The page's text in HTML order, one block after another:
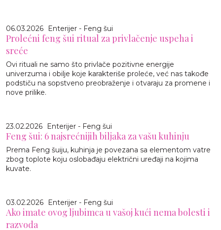
06.03.2026 Enterijer - Feng šui
Prolećni feng šui ritual za privlačenje uspeha i
sreće
Ovi rituali ne samo što privlače pozitivne energije
univerzuma i obilje koje karakteriše proleće, već nas takođe
podstiču na sopstveno preobraženje i otvaraju za promene i
nove prilike.
23.02.2026 Enterijer - Feng šui
Feng šui: 6 najsrećnijih biljaka za vašu kuhinju
Prema Feng šuiju, kuhinja je povezana sa elementom vatre
zbog toplote koju oslobađaju električni uređaji na kojima
kuvate.
03.02.2026 Enterijer - Feng šui
Ako imate ovog ljubimca u vašoj kući nema bolesti i
razvoda